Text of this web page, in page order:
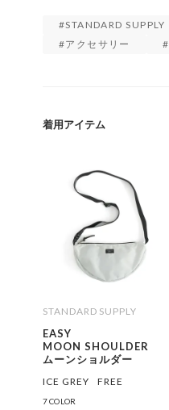
STANDARD SUPPLY
アクセサリー
着用アイテム
STANDARD SUPPLY
EASY
MOON SHOULDER
ムーンショルダー
ICE GREY FREE
7 COLOR